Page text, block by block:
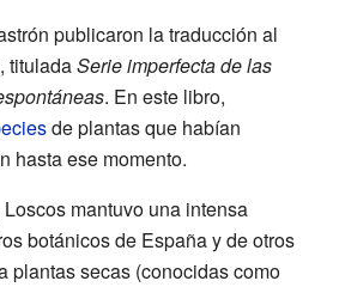
publicaron la traducción al
tituladaSerie imperfecta de las
. En este libro,
de plantas que habían
hasta ese momento.
mantuvo una intensa
botánicos de España y de otros
plantas secas (conocidas como